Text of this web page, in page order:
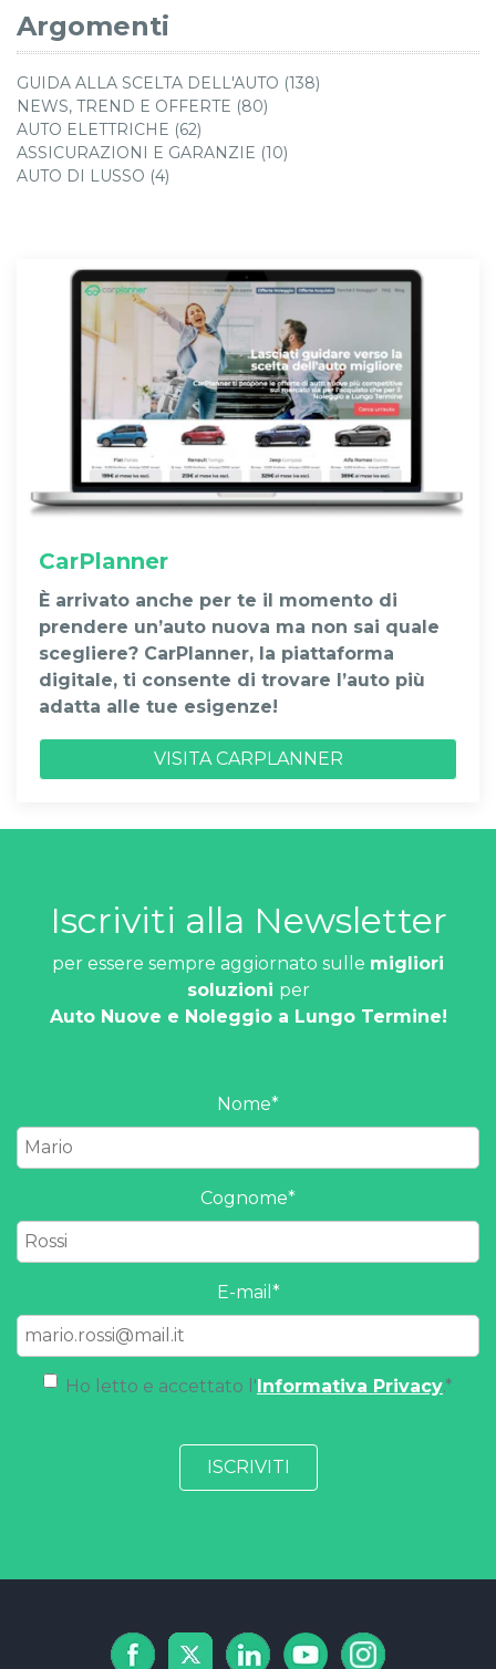
Argomenti
GUIDA ALLA SCELTA DELL'AUTO (138)
NEWS, TREND E OFFERTE (80)
AUTO ELETTRICHE (62)
ASSICURAZIONI E GARANZIE (10)
AUTO DI LUSSO (4)
CarPlanner
È arrivato anche per te il momento di
prendere un’auto nuova ma non sai quale
scegliere? CarPlanner, la piattaforma
digitale, ti consente di trovare l’auto più
adatta alle tue esigenze!
VISITA CARPLANNER
Iscriviti alla Newsletter
per essere sempre aggiornato sulle migliori
soluzioni per
Auto Nuove e Noleggio a Lungo Termine!
Nome*
Cognome*
E-mail *
Ho letto e accettato l' Informativa Privacy.*